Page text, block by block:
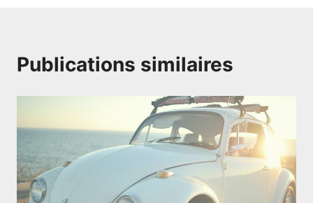
Publications similaires